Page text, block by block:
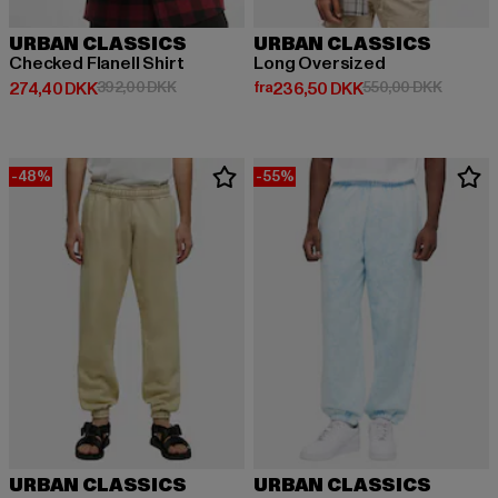
URBAN CLASSICS
Checked Flanell Shirt
274,40 DKK
Nuværende pris: 274,40 DKK
392,00 DKKKampagnepris: 392,00 DKK
URBAN CLASSICS
Long Oversized
fra236,50 DKK
Nuværende pris: Fra 236,50
550,00 DKK
-48%
URBAN CLASSICS
-55%
URBAN CLASSICS